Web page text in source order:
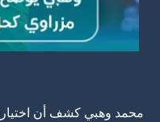
محمد وهبي كشف أن